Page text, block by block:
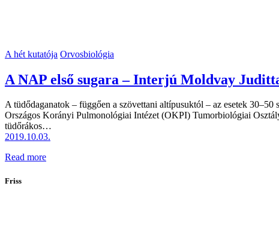
A hét kutatója Orvosbiológia
A NAP első sugara – Interjú Moldvay
A tüdődaganatok – függően a szövettani altípusuktól – az esetek
Országos Korányi Pulmonológiai Intézet (OKPI) Tumorbiológiai
tüdőrákos…
2019.10.03.
Read more
Friss